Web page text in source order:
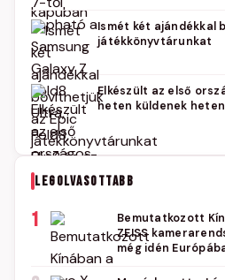
Ismét két ajándékkal
játékkönyvtárunkat
Elkészült az első
heten küldenek
LEGOLVASOTTABB
1
Bemutatkozott
ZEISS
még idén